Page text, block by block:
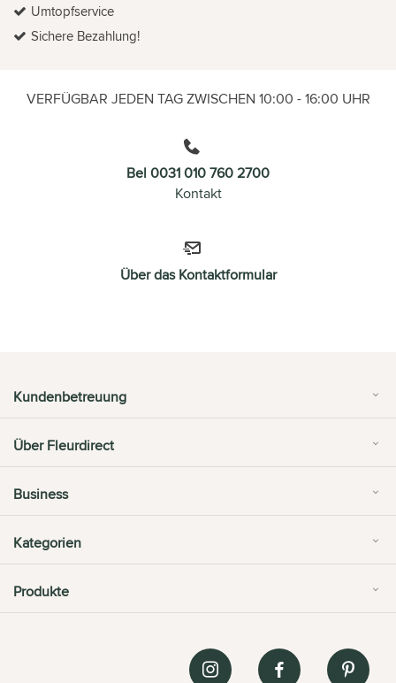
Umtopfservice
Sichere Bezahlung!
VERFÜGBAR JEDEN TAG ZWISCHEN 10:00 - 16:00 UHR
Bel 0031 010 760 2700
Kontakt
Über das Kontaktformular
Kundenbetreuung
Über Fleurdirect
Business
Kategorien
Produkte